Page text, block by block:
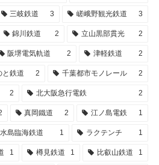
三岐鉄道 3 嵯峨野観光鉄道 3
錦川鉄道 2 立山黒部貫光 2
阪堺電気軌道 2 津軽鉄道 2
と鉄道 2 千葉都市モノレール 2
2 北大阪急行電鉄 2
真岡鐵道 2 江ノ島電鉄 1
水島臨海鉄道 1 ラクテンチ 1
1 樽見鉄道 1 比叡山鉄道 1